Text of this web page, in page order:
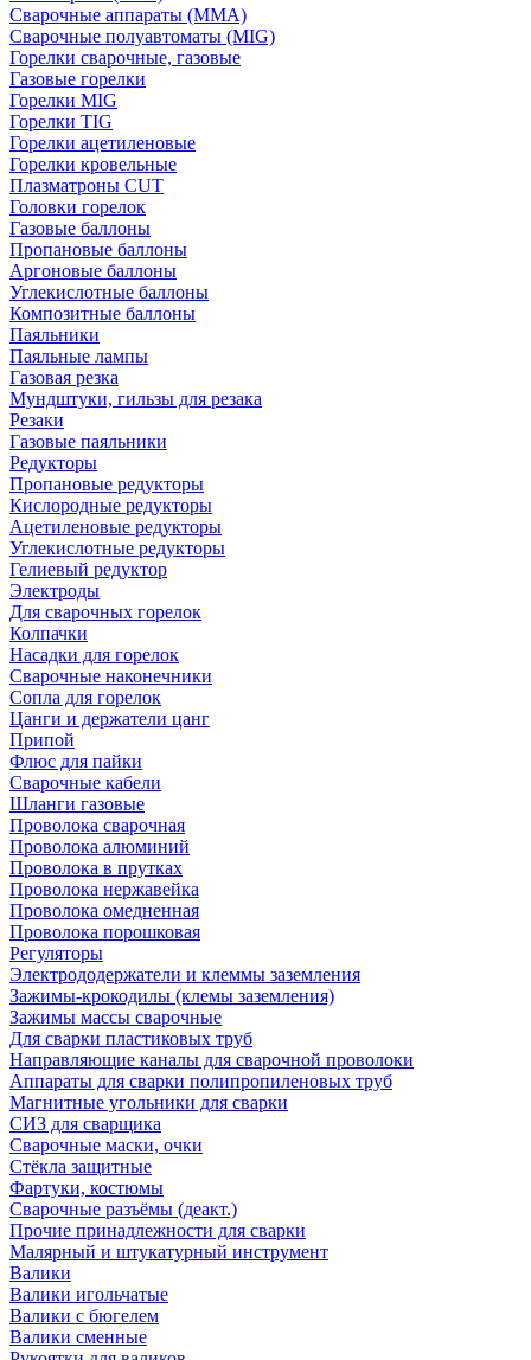
Сварочные аппараты (MMA)
Сварочные полуавтоматы (MIG)
Горелки сварочные, газовые
Газовые горелки
Горелки MIG
Горелки TIG
Горелки ацетиленовые
Горелки кровельные
Плазматроны CUT
Головки горелок
Газовые баллоны
Пропановые баллоны
Аргоновые баллоны
Углекислотные баллоны
Композитные баллоны
Паяльники
Паяльные лампы
Газовая резка
Мундштуки, гильзы для резака
Резаки
Газовые паяльники
Редукторы
Пропановые редукторы
Кислородные редукторы
Ацетиленовые редукторы
Углекислотные редукторы
Гелиевый редуктор
Электроды
Для сварочных горелок
Колпачки
Насадки для горелок
Сварочные наконечники
Сопла для горелок
Цанги и держатели цанг
Припой
Флюс для пайки
Сварочные кабели
Шланги газовые
Проволока сварочная
Проволока алюминий
Проволока в прутках
Проволока нержавейка
Проволока омедненная
Проволока порошковая
Регуляторы
Электрододержатели и клеммы заземления
Зажимы-крокодилы (клемы заземления)
Зажимы массы сварочные
Для сварки пластиковых труб
Направляющие каналы для сварочной проволоки
Аппараты для сварки полипропиленовых труб
Магнитные угольники для сварки
СИЗ для сварщика
Сварочные маски, очки
Стёкла защитные
Фартуки, костюмы
Сварочные разъёмы (деакт.)
Прочие принадлежности для сварки
Малярный и штукатурный инструмент
Валики
Валики игольчатые
Валики с бюгелем
Валики сменные